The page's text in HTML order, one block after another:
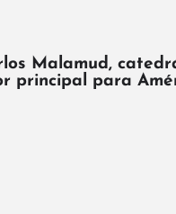
Malamud,
principal para